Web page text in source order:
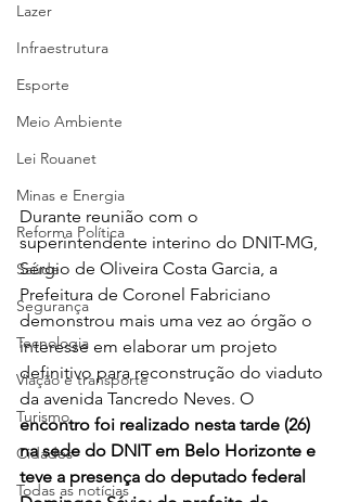
Lazer
Infraestrutura
Esporte
Meio Ambiente
Lei Rouanet
Minas e Energia
Reforma Política
Saúde
Segurança
Tecnologia
Viação e transporte
Turismo
Cidades
Todas as notícias
Durante reunião com o
superintendente interino do DNIT-MG,
Sérgio de Oliveira Costa Garcia, a
Prefeitura de Coronel Fabriciano
demonstrou mais uma vez ao órgão o
interesse em elaborar um projeto
definitivo para reconstrução do viaduto
da avenida Tancredo Neves. O
encontro foi realizado nesta tarde (26)
na sede do DNIT em Belo Horizonte e
teve a presença do deputado federal